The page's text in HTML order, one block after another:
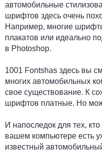
автомобильные
шрифтов здесь очень
Например, многие
плакатов или идеально
в Photoshop.
1001 Fontshas здесь вы
многих автомобильных
свое существование. К
шрифтов платные. Но
И напоследок для тех,
вашем компьютере есть
известный